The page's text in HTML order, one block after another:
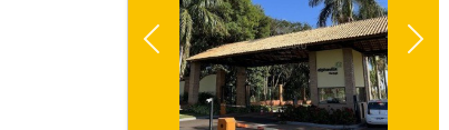
Previous Next